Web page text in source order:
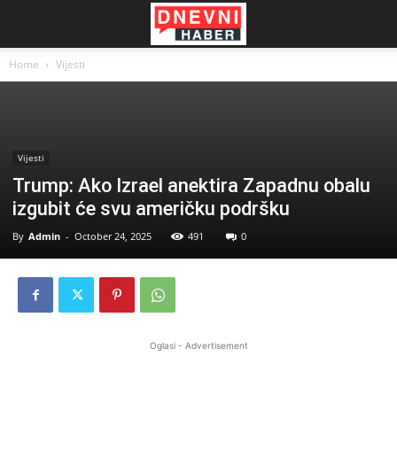
Home Vijesti
Vijesti
Trump: Ako Izrael anektira Zapadnu obalu
izgubit će svu američku podršku
By Admin - October 24, 2025 491 0
Oglasi - Advertisement